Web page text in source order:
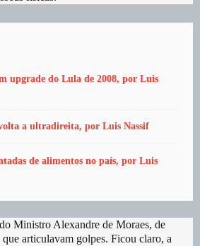
upgrade do Lula de 2008, por Luis
a ultradireita, por Luis Nassif
de alimentos no país, por Luis
Ministro Alexandre de Moraes, de
articulavam golpes. Ficou claro, a